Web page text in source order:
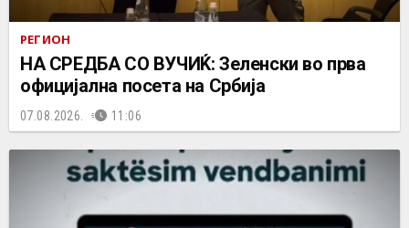
РЕГИОН
НА СРЕДБА СО ВУЧИЌ: Зеленски во прва
официјална посета на Србија
07.08.2026. 11:06